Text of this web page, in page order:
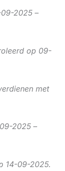
2025 –
op 09-
met
2025 –
14-09-2025.